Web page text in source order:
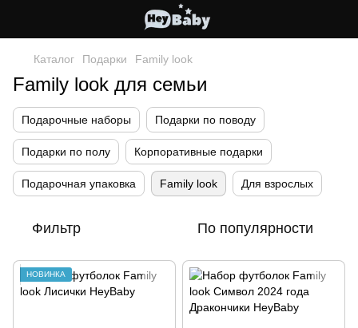
Каталог Подарки Family look
Family look для семьи
Подарочные наборы Подарки по поводу
Подарки по полу Корпоративные подарки
Подарочная упаковка Family look Для взрослых
Фильтр По популярности
НОВИНКА